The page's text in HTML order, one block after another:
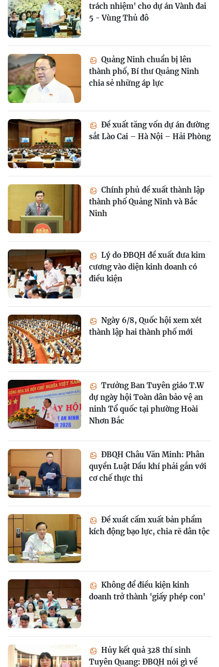
trách nhiệm' cho dự án Vành đai
5 - Vùng Thủ đô
Quảng Ninh chuẩn bị lên
thành phố, Bí thư Quảng Ninh
chia sẻ những áp lực
Đề xuất tăng vốn dự án đường
sắt Lào Cai – Hà Nội – Hải Phòng
Chính phủ đề xuất thành lập
thành phố Quảng Ninh và Bắc
Ninh
Lý do ĐBQH đề xuất đưa kim
cương vào diện kinh doanh có
điều kiện
Ngày 6/8, Quốc hội xem xét
thành lập hai thành phố mới
Trưởng Ban Tuyên giáo T.W
dự ngày hội Toàn dân bảo vệ an
ninh Tổ quốc tại phường Hoài
Nhơn Bắc
ĐBQH Châu Văn Minh: Phân
quyền Luật Dầu khí phải gắn với
cơ chế thực thi
Đề xuất cấm xuất bản phẩm
kích động bạo lực, chia rẽ dân tộc
Không để điều kiện kinh
doanh trở thành 'giấy phép con'
Hủy kết quả 328 thí sinh
Tuyên Quang: ĐBQH nói gì về